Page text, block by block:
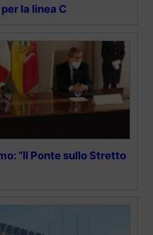
la linea C
“Il Ponte sullo Stretto